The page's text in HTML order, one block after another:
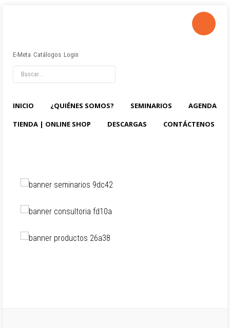
E-Meta Catálogos Login
INICIO ¿QUIÉNES SOMOS? SEMINARIOS
AGENDA
TIENDA | ONLINE SHOP
DESCARGAS CONTÁCTENOS
CLIC AQUÍ
SEMINARIOS QUE
OFRECEMOS